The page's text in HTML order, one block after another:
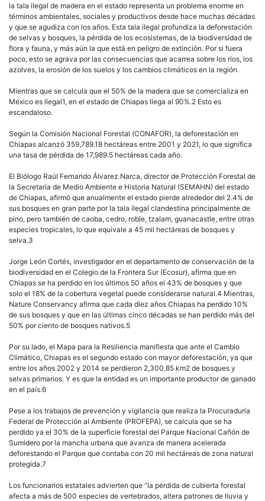
la tala ilegal de madera en el estado representa un problema enorme en
términos ambientales, sociales y productivos desde hace muchas décadas
y que se agudiza con los años. Esta tala ilegal profundiza la deforestación
de selvas y bosques, la pérdida de los ecosistemas, de la biodiversidad de
flora y fauna, y más aún la que está en peligro de extinción. Por si fuera
poco, esto se agrava por las consecuencias que acarrea sobre los ríos, los
azolves, la erosión de los suelos y los cambios climáticos en la región.
Mientras que se calcula que el 50% de la madera que se comercializa en
México es ilegal1, en el estado de Chiapas llega al 90%.2 Esto es
escandaloso.
Según la Comisión Nacional Forestal (CONAFOR), la deforestación en
Chiapas alcanzó 359,789.18 hectáreas entre 2001 y 2021, lo que significa
una tasa de pérdida de 17,989.5 hectáreas cada año.
El Biólogo Raúl Fernando Álvarez Narca, director de Protección Forestal de
la Secretaría de Medio Ambiente e Historia Natural (SEMAHN) del estado
de Chiapas, afirmó que anualmente el estado pierde alrededor del 2.4% de
sus bosques en gran parte por la tala ilegal clandestina principalmente de
pino, pero también de caoba, cedro, roble, tzalam, guanacastle, entre otras
especies tropicales, lo que equivale a 45 mil hectáreas de bosques y
selva.3
Jorge León Cortés, investigador en el departamento de conservación de la
biodiversidad en el Colegio de la Frontera Sur (Ecosur), afirma que en
Chiapas se ha perdido en los últimos 50 años el 43% de bosques y que
solo el 18% de la cobertura vegetal puede considerarse natural.4 Mientras,
Nature Conservancy afirma que cada diez años Chiapas ha perdido 10%
de sus bosques y que en las últimas cinco décadas se han perdido más del
50% por ciento de bosques nativos.5
Por su lado, el Mapa para la Resiliencia manifiesta que ante el Cambio
Climático, Chiapas es el segundo estado con mayor deforestación, ya que
entre los años 2002 y 2014 se perdieron 2,300.85 km2 de bosques y
selvas primarios. Y es que la entidad es un importante productor de ganado
en el país.6
Pese a los trabajos de prevención y vigilancia que realiza la Procuraduría
Federal de Protección al Ambiente (PROFEPA), se calcula que se ha
perdido ya el 30% de la superficie forestal del Parque Nacional Cañón de
Sumidero por la mancha urbana que avanza de manera acelerada
deforestando el Parque que contaba con 20 mil hectáreas de zona natural
protegida.7
Los funcionarios estatales advierten que “la pérdida de cubierta forestal
afecta a más de 500 especies de vertebrados, altera patrones de lluvia y